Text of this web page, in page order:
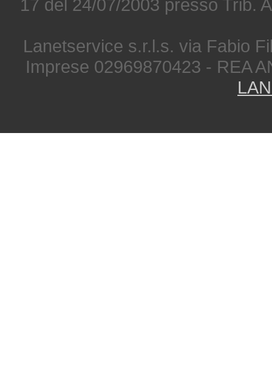
17 del 24/07/2003 presso Trib.
Lanetservice s.r.l.s. via Fabio
Imprese 02969870423 - REA